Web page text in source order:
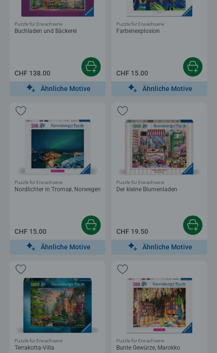
Buchladen und Bäckerei
Puzzle für Erwachsene
CHF 138.00
Ähnliche Motive
Farbenexplosion
Puzzle für Erwachsene
CHF 15.00
Ähnliche Motive
Nordlichter in Tromsø, Norwegen
Puzzle für Erwachsene
CHF 15.00
Ähnliche Motive
Der kleine Blumenladen
Puzzle für Erwachsene
CHF 19.50
Ähnliche Motive
Terrakotta-Villa
Puzzle für Erwachsene
Bunte Gewürze, Marokko
Puzzle für Erwachsene